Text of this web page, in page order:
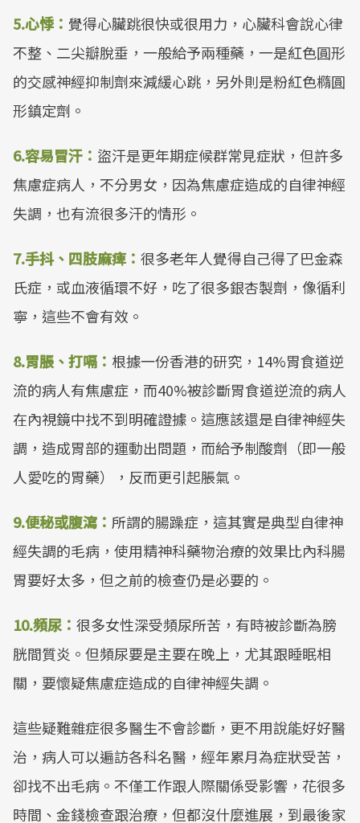
5.心悸： 覺得心臟跳很快或很用力，心臟科會說心律
不整、二尖瓣脫垂，一般給予兩種藥，一是紅色圓形
的交感神經抑制劑來減緩心跳，另外則是粉紅色橢圓
形鎮定劑。
6.容易冒汗： 盜汗是更年期症候群常見症狀，但許多
焦慮症病人，不分男女，因為焦慮症造成的自律神經
失調，也有流很多汗的情形。
7.手抖、四肢麻痺： 很多老年人覺得自己得了巴金森
氏症，或血液循環不好，吃了很多銀杏製劑，像循利
寧，這些不會有效。
8.胃脹、打嗝： 根據一份香港的研究，14%胃食道逆
流的病人有焦慮症，而40%被診斷胃食道逆流的病人
在內視鏡中找不到明確證據。這應該還是自律神經失
調，造成胃部的運動出問題，而給予制酸劑（即一般
人愛吃的胃藥），反而更引起脹氣。
9.便秘或腹瀉： 所謂的腸躁症，這其實是典型自律神
經失調的毛病，使用精神科藥物治療的效果比內科腸
胃要好太多，但之前的檢查仍是必要的。
10.頻尿： 很多女性深受頻尿所苦，有時被診斷為膀
胱間質炎。但頻尿要是主要在晚上，尤其跟睡眠相
關，要懷疑焦慮症造成的自律神經失調。
這些疑難雜症很多醫生不會診斷，更不用說能好好醫
治，病人可以遍訪各科名醫，經年累月為症狀受苦，
卻找不出毛病。不僅工作跟人際關係受影響，花很多
時間、金錢檢查跟治療，但都沒什麼進展，到最後家